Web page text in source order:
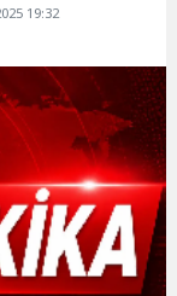
19:32